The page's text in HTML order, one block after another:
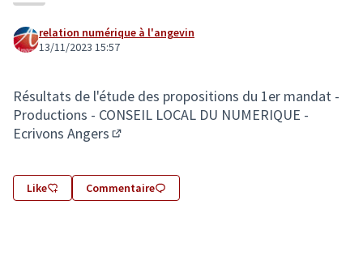
relation numérique à l'angevin
13/11/2023 15:57
Résultats de l'étude des propositions du 1er mandat -
Productions - CONSEIL LOCAL DU NUMERIQUE -
Ecrivons Angers
Like Commentaire